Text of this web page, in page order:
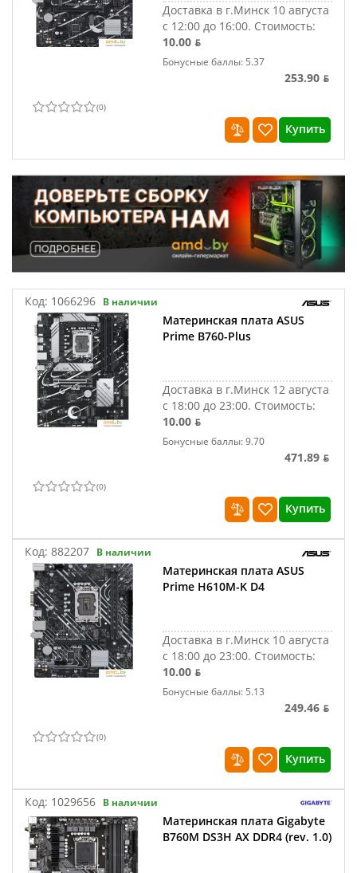
Доставка в г.Минск 10 августа
с 12:00 до 16:00. Стоимость:
10.00 ƃ
Бонусные баллы: 5.37
253.90 ƃ
(0)
Купить
Код: 1066296 В наличии
Материнская плата ASUS
Prime B760-Plus
Доставка в г.Минск 12 августа
с 18:00 до 23:00. Стоимость:
10.00 ƃ
Бонусные баллы: 9.70
471.89 ƃ
(0)
Купить
Код: 882207 В наличии
Материнская плата ASUS
Prime H610M-K D4
Доставка в г.Минск 10 августа
с 18:00 до 23:00. Стоимость:
10.00 ƃ
Бонусные баллы: 5.13
249.46 ƃ
(0)
Купить
Код: 1029656 В наличии
Материнская плата Gigabyte
B760M DS3H AX DDR4 (rev. 1.0)